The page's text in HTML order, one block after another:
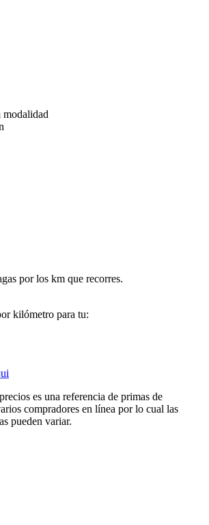
modalidad
por los km que recorres.
kilómetro para tu:
es una referencia de primas de
compradores en línea por lo cual las
pueden variar.